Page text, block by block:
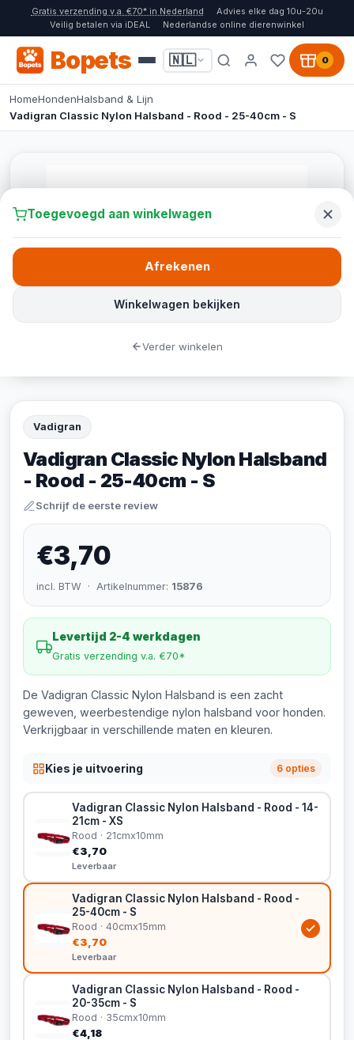
Gratis verzending v.a. €70* in Nederland
Advies elke dag 10u-20u
Veilig betalen via iDEAL
Nederlandse online dierenwinkel
Bopets 🇳🇱 0
HomeHondenHalsband & Lijn
Vadigran Classic Nylon Halsband - Rood - 25-40cm - S
Vadigran
Vadigran Classic Nylon Halsband
- Rood - 25-40cm - S
Schrijf de eerste review
€3,70
incl. BTW · Artikelnummer: 15876
Levertijd 2-4 werkdagen
Gratis verzending v.a. €70*
De Vadigran Classic Nylon Halsband is een zacht
geweven, weerbestendige nylon halsband voor honden.
Verkrijgbaar in verschillende maten en kleuren.
Kies je uitvoering 6 opties
Vadigran Classic Nylon Halsband - Rood - 14-
21cm - XS
Rood · 21cmx10mm
€3,70
Leverbaar
Vadigran Classic Nylon Halsband - Rood -
25-40cm - S
Rood · 40cmx15mm
€3,70
Leverbaar
Vadigran Classic Nylon Halsband - Rood -
20-35cm - S
Rood · 35cmx10mm
€4,18
Toegevoegd aan winkelwagen
Winkelwagen bekijken
Afrekenen
Verder winkelen